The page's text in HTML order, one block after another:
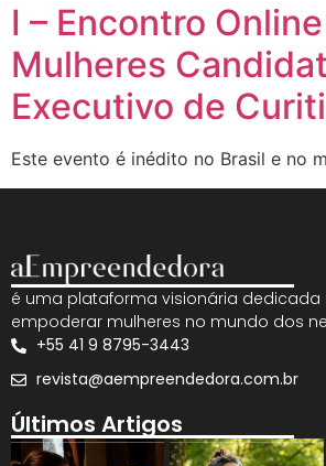
I – Encontro
Mulheres
Executivo de
Este evento é inédito no Brasil e no
é uma plataforma visionária dedicada
empoderar mulheres no mundo dos
+55 41 9 8795-3443
revista@aempreendedora.com.br
Últimos Artigos